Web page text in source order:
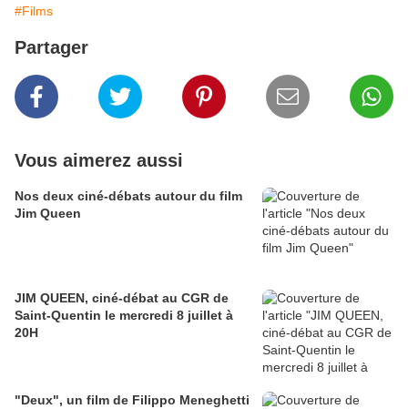
#Films
Partager
Vous aimerez aussi
Nos deux ciné-débats autour du film
Jim Queen
JIM QUEEN, ciné-débat au CGR de
Saint-Quentin le mercredi 8 juillet à
20H
"Deux", un film de Filippo Meneghetti